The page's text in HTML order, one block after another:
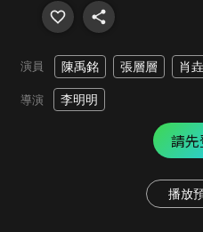
演員 陳禹銘 張層層 肖垚
導演 李明明
請
播放